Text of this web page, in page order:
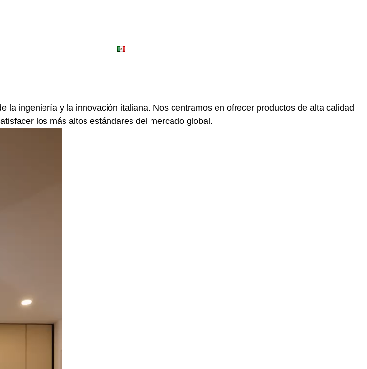
la ingeniería y la innovación italiana. Nos centramos en ofrecer productos de alta calidad
los más altos estándares del mercado global.